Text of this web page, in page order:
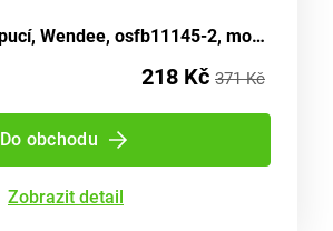
Dětský svetr s kapucí, Wendee, osfb11145-2, modrá - velikost 152 | pro dvanáctiletého
218 Kč 371 Kč
Do obchodu
Zobrazit detail